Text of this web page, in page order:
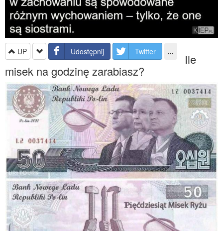
UP Udostępnij Twitter ... Ile
misek na godzinę zarabiasz?